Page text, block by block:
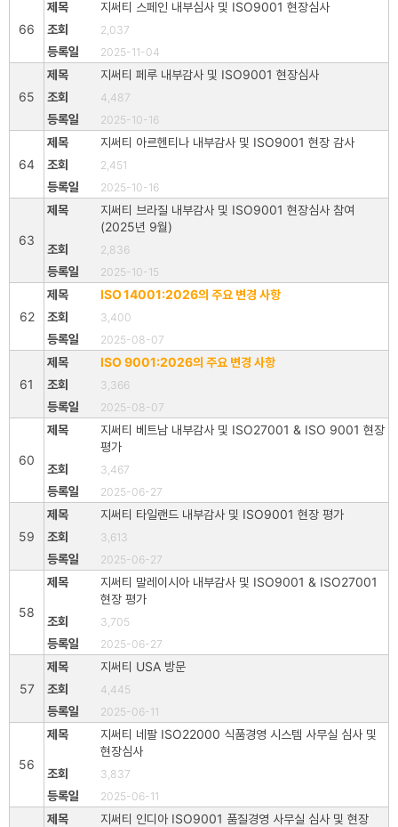
66
지써티 스페인 내부심사 및 ISO9001 현장심사
2,037
2025-11-04
65
지써티 페루 내부감사 및 ISO9001 현장심사
4,487
2025-10-16
64
지써티 아르헨티나 내부감사 및 ISO9001 현장 감사
2,451
2025-10-16
63
지써티 브라질 내부감사 및 ISO9001 현장심사 참여
(2025년 9월)
2,836
2025-10-15
62
ISO 14001:2026의 주요 변경 사항
3,400
2025-08-07
61
ISO 9001:2026의 주요 변경 사항
3,366
2025-08-07
60
지써티 베트남 내부감사 및 ISO27001 & ISO 9001 현장
평가
3,467
2025-06-27
59
지써티 타일랜드 내부감사 및 ISO9001 현장 평가
3,613
2025-06-27
58
지써티 말레이시아 내부감사 및 ISO9001 & ISO27001
현장 평가
3,705
2025-06-27
57
지써티 USA 방문
4,445
2025-06-11
56
지써티 네팔 ISO22000 식품경영 시스템 사무실 심사 및
현장심사
3,837
2025-06-11
지써티 인디아 ISO9001 품질경영 사무실 심사 및 현장